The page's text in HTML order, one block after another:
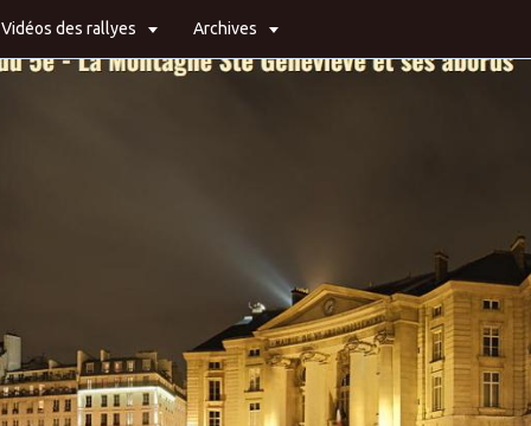
Vidéos des rallyes Archives